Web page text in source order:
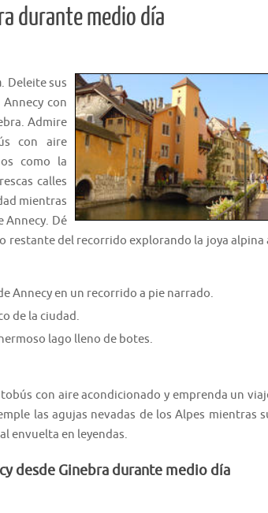
durante medio día
. Deleite sus
con
Admire
con aire
como la
calles
mientras
Annecy. Dé
restante del recorrido explorando la joya alpina
Annecy en un recorrido a pie narrado.
de la ciudad.
lago lleno de botes.
con aire acondicionado y emprenda un
las agujas nevadas de los Alpes mientras
envuelta en leyendas.
desde Ginebra durante medio día